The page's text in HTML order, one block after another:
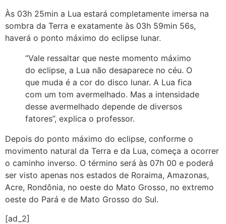
Às 03h 25min a Lua estará completamente imersa na
sombra da Terra e exatamente às 03h 59min 56s,
haverá o ponto máximo do eclipse lunar.
“Vale ressaltar que neste momento máximo
do eclipse, a Lua não desaparece no céu. O
que muda é a cor do disco lunar. A Lua fica
com um tom avermelhado. Mas a intensidade
desse avermelhado depende de diversos
fatores”, explica o professor.
Depois do ponto máximo do eclipse, conforme o
movimento natural da Terra e da Lua, começa a ocorrer
o caminho inverso. O término será às 07h 00 e poderá
ser visto apenas nos estados de Roraima, Amazonas,
Acre, Rondônia, no oeste do Mato Grosso, no extremo
oeste do Pará e de Mato Grosso do Sul.
[ad_2]